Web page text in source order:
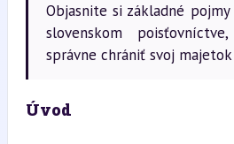
Objasnite si základné
slovenskom
správne chrániť svoj
Úvod